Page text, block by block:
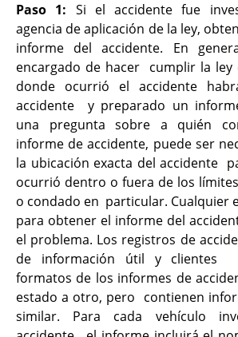
Paso 1: Si el accidente fue
agencia de aplicación de la ley,
informe del accidente. En
encargado de hacer cumplir la ley
donde ocurrió el accidente
accidente y preparado un
una pregunta sobre a quién
informe de accidente, puede ser
la ubicación exacta del accidente
ocurrió dentro o fuera de los
o condado en particular. Cualquier
para obtener el informe del
el problema. Los registros de
de información útil y clientes
formatos de los informes de
estado a otro, pero contienen
similar. Para cada vehículo